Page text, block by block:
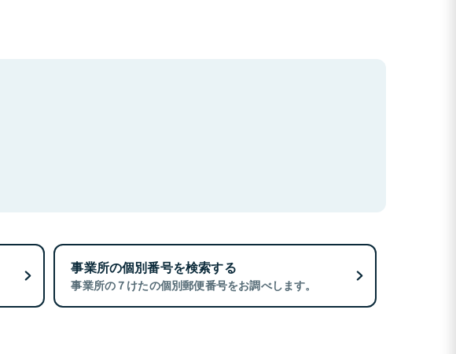
事業所の個別番号を検索する
事業所の７けたの個別郵便番号をお調べします。